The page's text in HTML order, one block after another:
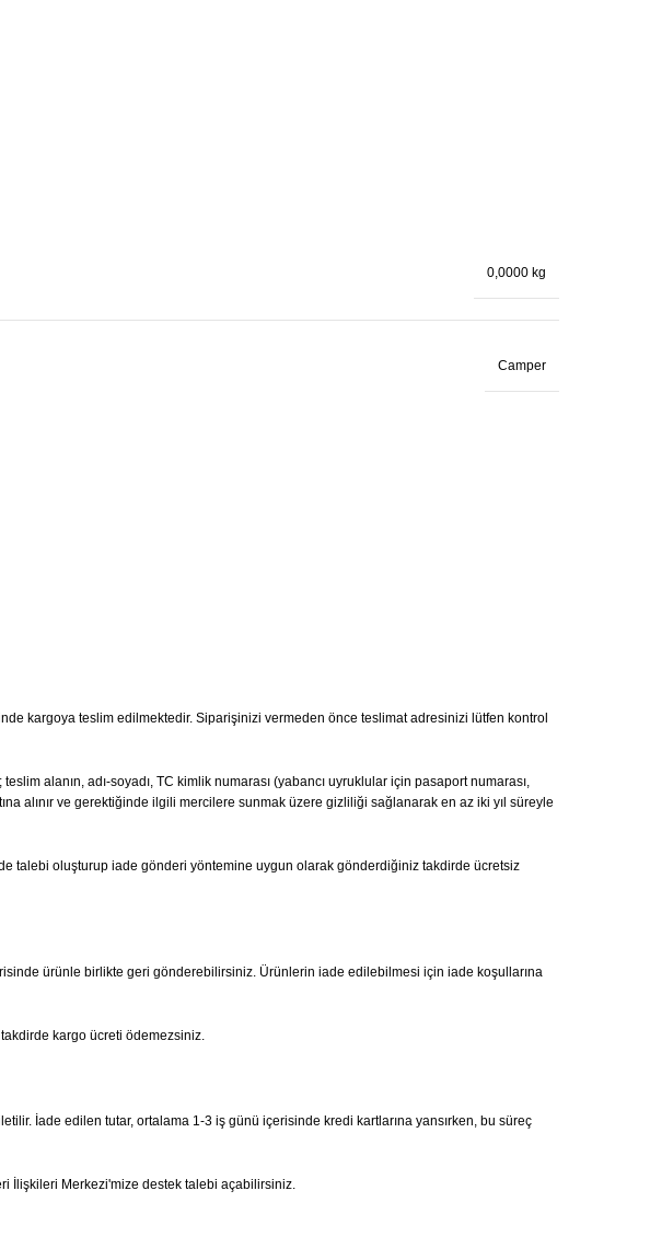
0,0000 kg
Camper
kargoya teslim edilmektedir. Siparişinizi vermeden önce teslimat adresinizi lütfen kontrol
alanın, adı-soyadı, TC kimlik numarası (yabancı uyruklular için pasaport numarası,
alınır ve gerektiğinde ilgili mercilere sunmak üzere gizliliği sağlanarak en az iki yıl süreyle
talebi oluşturup iade gönderi yöntemine uygun olarak gönderdiğiniz takdirde ücretsiz
ürünle birlikte geri gönderebilirsiniz. Ürünlerin iade edilebilmesi için iade koşullarına
kargo ücreti ödemezsiniz.
İade edilen tutar, ortalama 1-3 iş günü içerisinde kredi kartlarına yansırken, bu süreç
İlişkileri Merkezi'mize destek talebi açabilirsiniz.